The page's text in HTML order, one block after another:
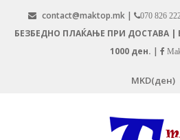
content
contact@maktop.mk | 070 826 222
БЕЗБЕДНО ПЛАЌАЊЕ ПРИ ДОСТАВА |
1000 ден. |
MKD(ден)